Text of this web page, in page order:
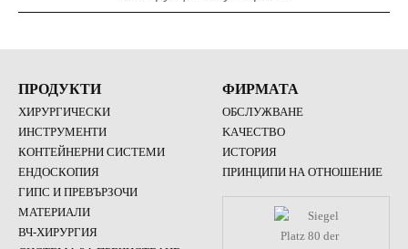
ПРОДУКТИ
ХИРУРГИЧЕСКИ
ИНСТРУМЕНТИ
КОНТЕЙНЕРНИ СИСТЕМИ
ЕНДОСКОПИЯ
ГИПС И ПРЕВЪРЗОЧИ
МАТЕРИАЛИ
ВЧ-ХИРУРГИЯ
ФИРМАТА
ОБСЛУЖВАНЕ
KAЧЕСТВО
ИСТОРИЯ
ПРИНЦИПИ НА ОТНОШЕНИЕ